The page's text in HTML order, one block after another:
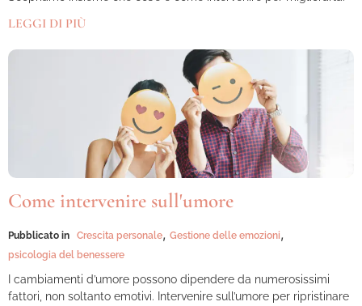
LEGGI DI PIÙ
Come intervenire sull'umore
Pubblicato in Crescita personale, Gestione delle emozioni,
psicologia del benessere
I cambiamenti d’umore possono dipendere da numerosissimi
fattori, non soltanto emotivi. Intervenire sull’umore per ripristinare